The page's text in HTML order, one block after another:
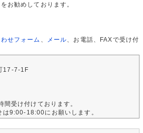
お勧めしております。
せフォーム メール 、お電話、FAXで受け付
17-7-1F
間受け付けております。
は9:00-18:00にお願いします。